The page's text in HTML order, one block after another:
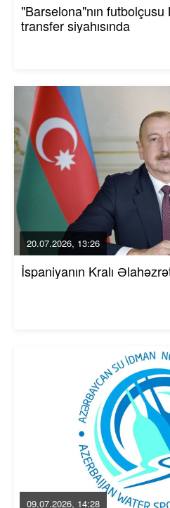
"Barselona"nın futbolçusu
transfer siyahısında
20.07.2026, 13:26
İspaniyanın Kralı
09.07.2026, 14:28